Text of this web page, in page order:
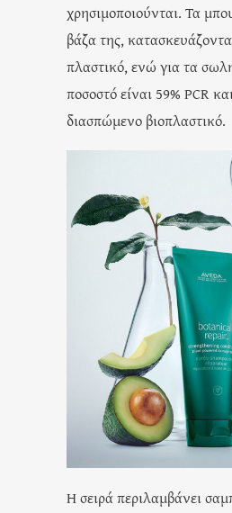
χρησιμοποιούνται. Τα
βάζα της,
πλαστικό, ενώ για τα
ποσοστό είναι 59% PCR
διασπώμενο βιοπλαστικό.
Η σειρά περιλαμβάνει